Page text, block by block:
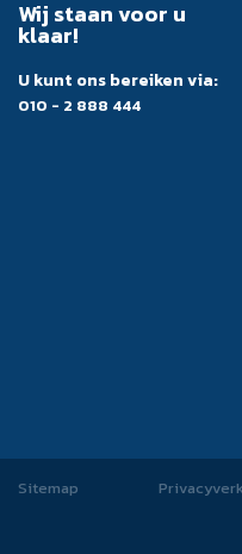
Wij staan voor u
klaar!
U kunt ons bereiken via:
010 - 2 888 444
Sitemap